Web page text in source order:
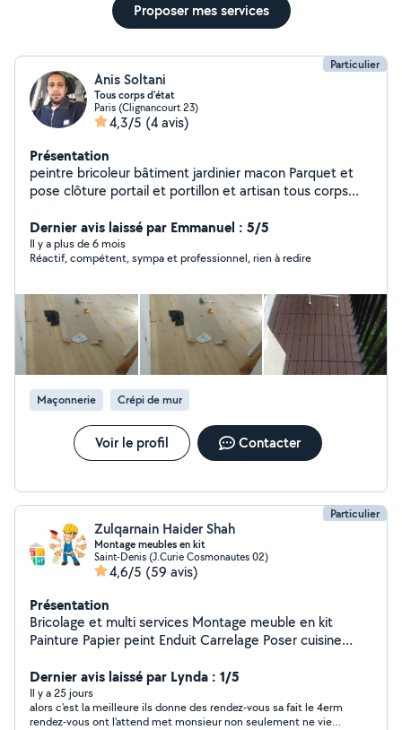
Proposer mes services
Particulier
Anis Soltani
Tous corps d'état
Paris (Clignancourt 23)
4,3/5 (4 avis)
Présentation
peintre bricoleur bâtiment jardinier macon Parquet et
pose clôture portail et portillon et artisan tous corps
Dernier avis laissé par Emmanuel : 5/5
Il y a plus de 6 mois
Réactif, compétent, sympa et professionnel, rien à redire
Maçonnerie Crépi de mur
Voir le profil Contacter
Particulier
Zulqarnain Haider Shah
Montage meubles en kit
Saint-Denis (J.Curie Cosmonautes 02)
4,6/5 (59 avis)
Présentation
Bricolage et multi services Montage meuble en kit
Painture Papier peint Enduit Carrelage Poser cuisine
Dernier avis laissé par Lynda : 1/5
Il y a 25 jours
alors c'est la meilleure ils donne des rendez-vous sa fait le 4erm
rendez-vous ont l'attend met monsieur non seulement ne viens